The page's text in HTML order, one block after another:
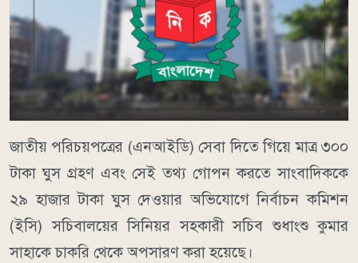
জাতীয় পরিচয়পত্রের (এনআইডি) সেবা দিতে গিয়ে মাত্র ৩০০
টাকা ঘুস গ্রহণ এবং সেই তথ্য গোপন করতে সাংবাদিককে
২৯ হাজার টাকা ঘুস দেওয়ার অভিযোগে নির্বাচন কমিশন
(ইসি) সচিবালয়ের সিনিয়র সহকারী সচিব শুধাংশু কুমার
সাহাকে চাকরি থেকে অপসারণ করা হয়েছে।